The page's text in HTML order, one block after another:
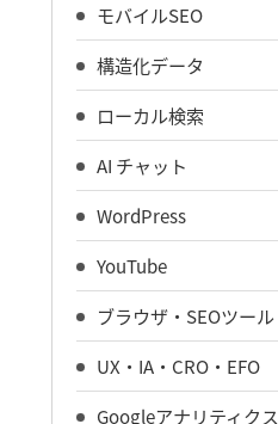
モバイルSEO
構造化データ
ローカル検索
AI チャット
WordPress
YouTube
ブラウザ・SEOツール
UX・IA・CRO・EFO
Googleアナリティクス